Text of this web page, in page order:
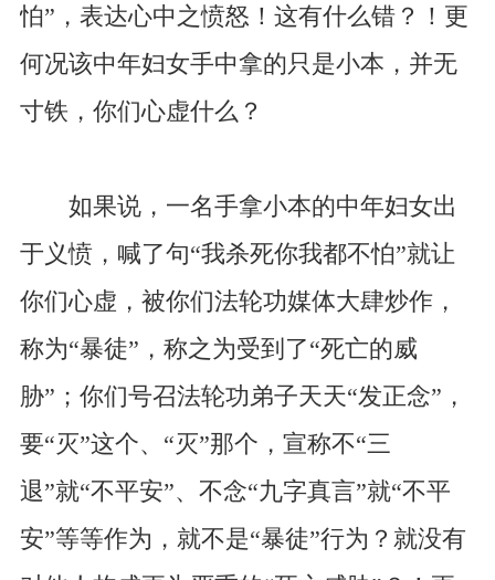
怕”，表达心中之愤怒！这有什么错？！更
何况该中年妇女手中拿的只是小本，并无
寸铁，你们心虚什么？
如果说，一名手拿小本的中年妇女出
于义愤，喊了句“我杀死你我都不怕”就让
你们心虚，被你们法轮功媒体大肆炒作，
称为“暴徒”，称之为受到了“死亡的威
胁”；你们号召法轮功弟子天天“发正念”，
要“灭”这个、“灭”那个，宣称不“三
退”就“不平安”、不念“九字真言”就“不平
安”等等作为，就不是“暴徒”行为？就没有